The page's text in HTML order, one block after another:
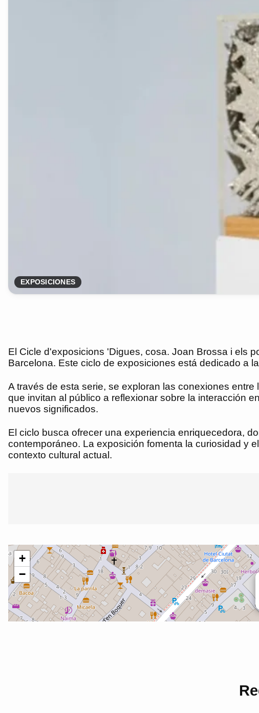
EXPOSICIONES
El Cicle d'exposicions 'Digues, cosa. Joan Brossa i els
Barcelona. Este ciclo de exposiciones está dedicado a
A través de esta serie, se exploran las conexiones
que invitan al público a reflexionar sobre la interacción
nuevos significados.
El ciclo busca ofrecer una experiencia enriquecedora,
contemporáneo. La exposición fomenta la curiosidad y
contexto cultural actual.